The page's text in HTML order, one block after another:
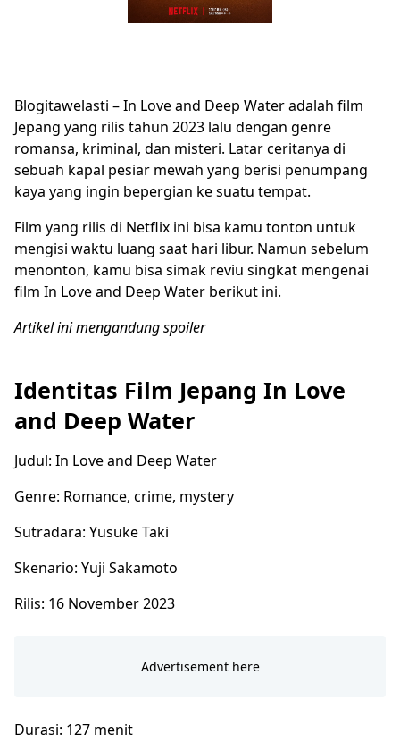
Blogitawelasti – In Love and Deep Water adalah film
Jepang yang rilis tahun 2023 lalu dengan genre
romansa, kriminal, dan misteri. Latar ceritanya di
sebuah kapal pesiar mewah yang berisi penumpang
kaya yang ingin bepergian ke suatu tempat.
Film yang rilis di Netflix ini bisa kamu tonton untuk
mengisi waktu luang saat hari libur. Namun sebelum
menonton, kamu bisa simak reviu singkat mengenai
film In Love and Deep Water berikut ini.
Artikel ini mengandung spoiler
Identitas Film Jepang In Love
and Deep Water
Judul: In Love and Deep Water
Genre: Romance, crime, mystery
Sutradara: Yusuke Taki
Skenario: Yuji Sakamoto
Rilis: 16 November 2023
Durasi: 127 menit